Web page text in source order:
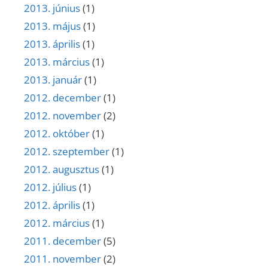
2013. június(1)
2013. május(1)
2013. április(1)
2013. március(1)
2013. január(1)
2012. december(1)
2012. november(2)
2012. október(1)
2012. szeptember(1)
2012. augusztus(1)
2012. július(1)
2012. április(1)
2012. március(1)
2011. december(5)
2011. november(2)